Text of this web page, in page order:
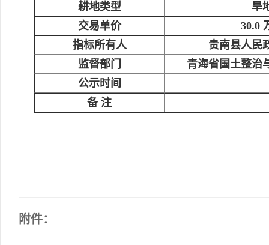
耕地类型
旱
交易单价
30.0
指标所有人
贵南县人民
监督部门
青海省国土整治
公示时间
备 注
附件：